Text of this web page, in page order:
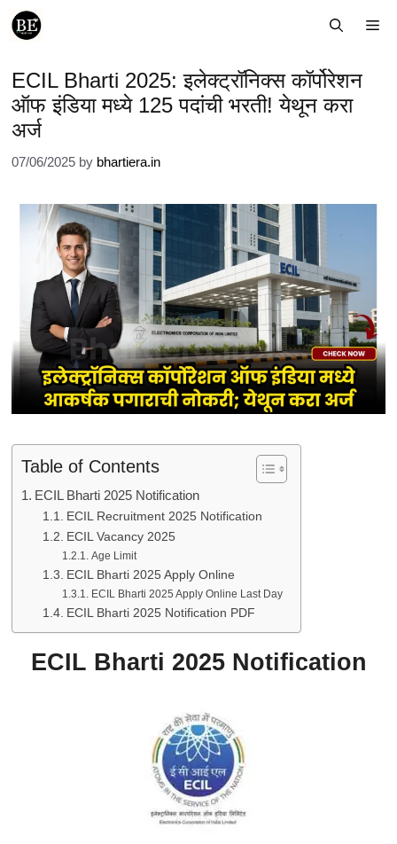
Skip
ECIL Bharti 2025: इलेक्ट्रॉनिक्स कॉर्पोरेशन
ऑफ इंडिया मध्ये 125 पदांची भरती! येथून करा
अर्ज
07/06/2025 by bhartiera.in
Table of Contents
ECIL Bharti 2025 Notification
ECIL Recruitment 2025 Notification
ECIL Vacancy 2025
Age Limit
ECIL Bharti 2025 Apply Online
ECIL Bharti 2025 Apply Online Last Day
ECIL Bharti 2025 Notification PDF
ECIL Bharti 2025 Notification